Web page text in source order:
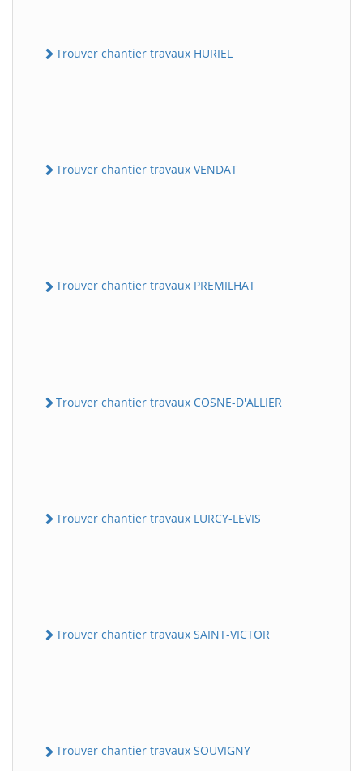
Trouver chantier travaux HURIEL
Trouver chantier travaux VENDAT
Trouver chantier travaux PREMILHAT
Trouver chantier travaux COSNE-D'ALLIER
Trouver chantier travaux LURCY-LEVIS
Trouver chantier travaux SAINT-VICTOR
Trouver chantier travaux SOUVIGNY